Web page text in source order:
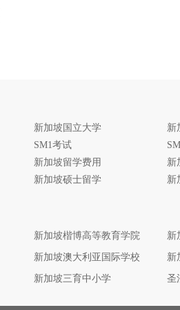
新加坡国立大学
新
SM1考试
新加坡留学费用
新
新加坡硕士留学 新
新加坡楷博高等教育学院 新
新加坡澳大利亚国际学校 新
新加坡三育中小学 圣